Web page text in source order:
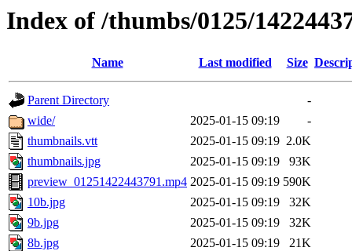
Index of /thumbs/0125/
Name Last modified Size
Parent Directory
-
wide/
2025-01-15 09:19
-
thumbnails.vtt
2025-01-15 09:19 2.0K
thumbnails.jpg
2025-01-15 09:19
93K
preview_01251422443791.mp4 2025-01-15 09:19 590K
10b.jpg
2025-01-15 09:19
32K
9b.jpg
2025-01-15 09:19
32K
8b.jpg
2025-01-15 09:19
21K